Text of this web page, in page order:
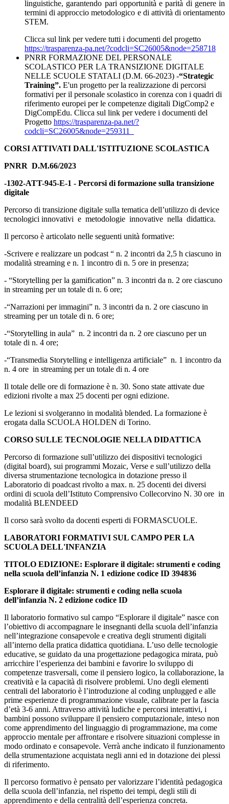
linguistiche, garantendo pari opportunità e parità di genere in
termini di approccio metodologico e di attività di orientamento
STEM.
Clicca sul link per vedere tutti i documenti del progetto
https://trasparenza-pa.net/?codcli=SC26005&node=258718
PNRR FORMAZIONE DEL PERSONALE
SCOLASTICO PER LA TRANSIZIONE DIGITALE
NELLE SCUOLE STATALI (D.M. 66-2023) -“Strategic
Training”. E'un progetto per la realizzazione di percorsi
formativi per il personale scolastico in corenza con i quadri di
riferimento europei per le competenze digitali DigComp2 e
DigCompEdu. Clicca sul link per vedere i documenti del
Progetto https://trasparenza-pa.net/?
codcli=SC26005&node=259311
CORSI ATTIVATI DALL'ISTITUZIONE SCOLASTICA
PNRR D.M.66/2023
-1302-ATT-945-E-1 - Percorsi di formazione sulla transizione
digitale
Percorso di transizione digitale sulla tematica dell’utilizzo di device
tecnologici innovativi e metodologie innovative nella didattica.
Il percorso è articolato nelle seguenti unità formative:
-Scrivere e realizzare un podcast “ n. 2 incontri da 2,5 h ciascuno in
modalità streaming e n. 1 incontro di n. 5 ore in presenza;
- “Storytelling per la gamification” n. 3 incontri da n. 2 ore ciascuno
in streaming per un totale di n. 6 ore;
-“Narrazioni per immagini” n. 3 incontri da n. 2 ore ciascuno in
streaming per un totale di n. 6 ore;
-“Storytelling in aula” n. 2 incontri da n. 2 ore ciascuno per un
totale di n. 4 ore;
-“Transmedia Storytelling e intelligenza artificiale” n. 1 incontro da
n. 4 ore in streaming per un totale di n. 4 ore
Il totale delle ore di formazione è n. 30. Sono state attivate due
edizioni rivolte a max 25 docenti per ogni edizione.
Le lezioni si svolgeranno in modalità blended. La formazione è
erogata dalla SCUOLA HOLDEN di Torino.
CORSO SULLE TECNOLOGIE NELLA DIDATTICA
Percorso di formazione sull’utilizzo dei dispositivi tecnologici
(digital board), sui programmi Mozaic, Verse e sull’utilizzo della
diversa strumentazione tecnologica in dotazione presso il
Laboratorio di poadcast rivolto a max. n. 25 docenti dei diversi
ordini di scuola dell’Istituto Comprensivo Collecorvino N. 30 ore in
modalità BLENDEED
Il corso sarà svolto da docenti esperti di FORMASCUOLE.
LABORATORI FORMATIVI SUL CAMPO PER LA
SCUOLA DELL'INFANZIA
TITOLO EDIZIONE: Esplorare il digitale: strumenti e coding
nella scuola dell’infanzia N. 1 edizione codice ID 394836
Esplorare il digitale: strumenti e coding nella scuola
dell’infanzia N. 2 edizione codice ID
Il laboratorio formativo sul campo “Esplorare il digitale” nasce con
l’obiettivo di accompagnare le insegnanti della scuola dell’infanzia
nell’integrazione consapevole e creativa degli strumenti digitali
all’interno della pratica didattica quotidiana. L’uso delle tecnologie
educative, se guidato da una progettazione pedagogica mirata, può
arricchire l’esperienza dei bambini e favorire lo sviluppo di
competenze trasversali, come il pensiero logico, la collaborazione, la
creatività e la capacità di risolvere problemi. Uno degli elementi
centrali del laboratorio è l’introduzione al coding unplugged e alle
prime esperienze di programmazione visuale, calibrate per la fascia
d’età 3-6 anni. Attraverso attività ludiche e percorsi interattivi, i
bambini possono sviluppare il pensiero computazionale, inteso non
come apprendimento del linguaggio di programmazione, ma come
approccio mentale per affrontare e risolvere situazioni complesse in
modo ordinato e consapevole. Verrà anche indicato il funzionamento
della strumentazione acquistata negli anni ed in dotazione dei plessi
di riferimento.
Il percorso formativo è pensato per valorizzare l’identità pedagogica
della scuola dell’infanzia, nel rispetto dei tempi, degli stili di
apprendimento e della centralità dell’esperienza concreta.